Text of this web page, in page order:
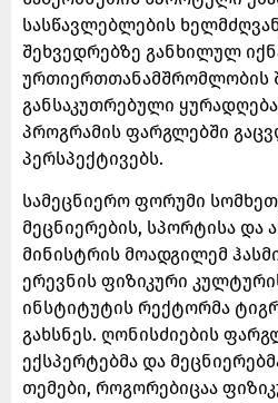
სასწავლებლების
შეხვედრებზე განხილულ
ურთიერთთანამშრომლობის
განსაკუთრებული ყურადღება
პროგრამის ფარგლებში
პერსპექტივებს.
სამეცნიერო ფორუმი
მეცნიერების, სპორტისა და
მინისტრის მოადგილემ
ერევნის ფიზიკური
ინსტიტუტის რექტორმა
გახსნეს. ღონისძიების
ექსპერტებმა და
თემები, როგორებიცაა